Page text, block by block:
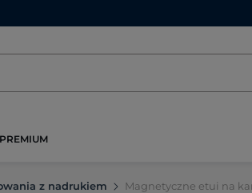
PREMIUM
z nadrukiem Magnetyczne etui na